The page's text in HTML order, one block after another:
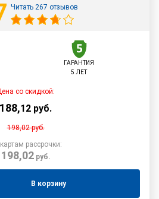
Читать 267 отзывов
ГАРАНТИЯ
5 ЛЕТ
со скидкой:
188,12 руб.
198,02руб.
рассрочки:
198,02руб.
В корзину